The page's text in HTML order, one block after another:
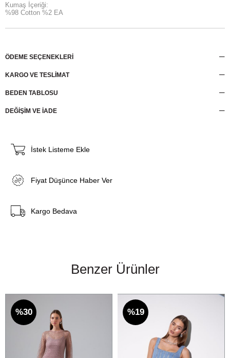
Kumaş İçeriği:
%98 Cotton %2 EA
ÖDEME SEÇENEKLERI
KARGO VE TESLİMAT
BEDEN TABLOSU
DEĞİŞİM VE İADE
İstek Listeme Ekle
Fiyat Düşünce Haber Ver
Kargo Bedava
Benzer Ürünler
%30 %19